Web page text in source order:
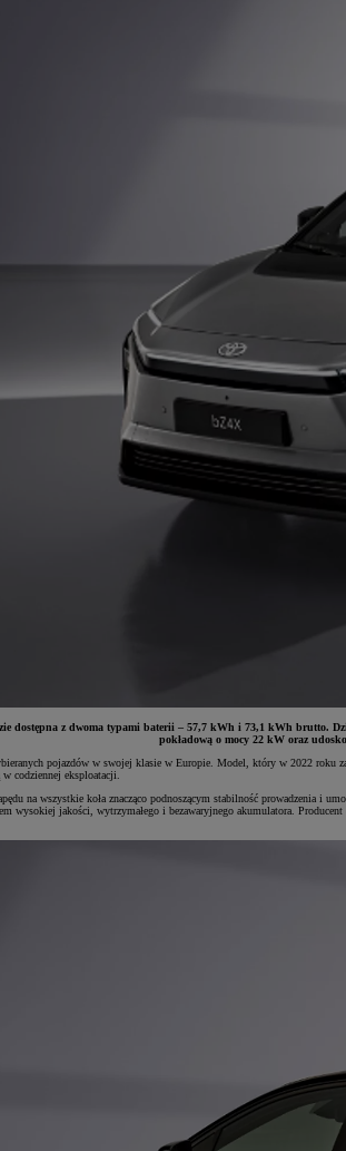
dostępna z dwoma typami baterii – 57,7 kWh i 73,1 kWh brutto.
pokładową o mocy 22 kW oraz
pojazdów w swojej klasie w Europie. Model, który w 2022 roku
codziennej eksploatacji.
na wszystkie koła znacząco podnoszącym stabilność prowadzenia i
wysokiej jakości, wytrzymałego i bezawaryjnego akumulatora.